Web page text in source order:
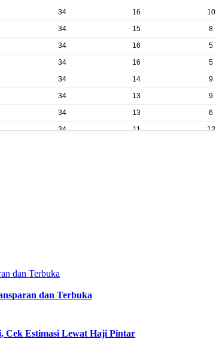
34 16 10
34 15 8
34 16 5
34 16 5
34 14 9
34 13 9
34 13 6
34 11 12
dan Terbuka
Cek Estimasi Lewat Haji Pintar